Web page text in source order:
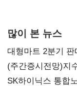
많이 본 뉴스
대형마트 2분기
(주간증시전망)지
SK하이닉스 통합